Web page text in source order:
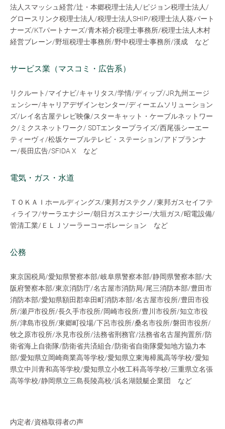
法人スマッシュ経営/辻・本郷税理士法人/ピジョン税理士法人/
グロースリンク税理士法人/税理士法人SHIP/税理士法人葵パート
ナーズ/KTパートナーズ/青木裕介税理士事務所/税理士法人木村
経営ブレーン/野垣税理士事務所/野中税理士事務所/漢成 など
サービス業（マスコミ・広告系）
リクルート/マイナビ/キャリタス/学情/ディップ/JR九州エージ
ェンシー/キャリアデザインセンター/ディーエムソリューション
ズ/レイ名古屋テレビ映像/スターキャット・ケーブルネットワー
ク/ミクスネットワーク/ SDTエンタープライズ/西尾張シーエー
ティーヴィ/松坂ケーブルテレビ・ステーション/アドプランナ
ー/長田広告/SFIDA X など
電気・ガス・水道
ＴＯＫＡＩホールディングス/東邦ガステクノ/東邦ガスセイフテ
ィライフ/サーラエナジー/朝日ガスエナジー/大垣ガス/昭電設備/
管清工業/ＥＬＪソーラーコーポレーション など
公務
東京国税局/愛知県警察本部/岐阜県警察本部/静岡県警察本部/大
阪府警察本部/東京消防庁/名古屋市消防局/尾三消防本部/豊田市
消防本部/愛知県額田郡幸田町消防本部/名古屋市役所/豊田市役
所/瀬戸市役所/長久手市役所/岡崎市役所/豊川市役所/知立市役
所/津島市役所/東郷町役場/下呂市役所/桑名市役所/磐田市役所/
牧之原市役所/氷見市役所/法務省刑務官/法務省名古屋拘置所/防
衛省海上自衛隊/防衛省共済組合/防衛省自衛隊愛知地方協力本
部/愛知県立岡崎商業高等学校/愛知県立東海樟風高等学校/愛知
県立中川青和高等学校/愛知県立小牧工科高等学校/三重県立名張
高等学校/静岡県立三島長陵高校/浜名湖競艇企業団 など
内定者/資格取得者の声